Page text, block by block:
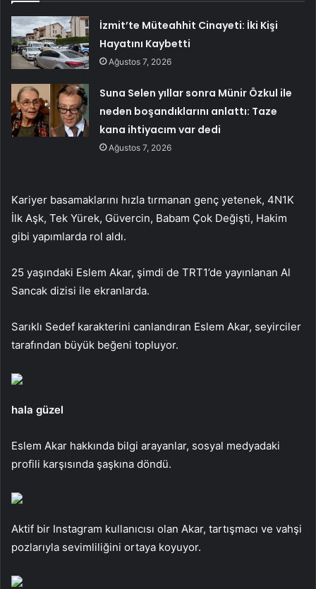
İzmit’te Müteahhit Cinayeti: İki Kişi
Hayatını Kaybetti
Ağustos 7, 2026
Suna Selen yıllar sonra Münir Özkul ile
neden boşandıklarını anlattı: Taze
kana ihtiyacım var dedi
Ağustos 7, 2026
Kariyer basamaklarını hızla tırmanan genç yetenek, 4N1K
İlk Aşk, Tek Yürek, Güvercin, Babam Çok Değişti, Hakim
gibi yapımlarda rol aldı.
25 yaşındaki Eslem Akar, şimdi de TRT1’de yayınlanan Al
Sancak dizisi ile ekranlarda.
Sarıklı Sedef karakterini canlandıran Eslem Akar, seyirciler
tarafından büyük beğeni topluyor.
hala güzel
Eslem Akar hakkında bilgi arayanlar, sosyal medyadaki
profili karşısında şaşkına döndü.
Aktif bir Instagram kullanıcısı olan Akar, tartışmacı ve vahşi
pozlarıyla sevimliliğini ortaya koyuyor.